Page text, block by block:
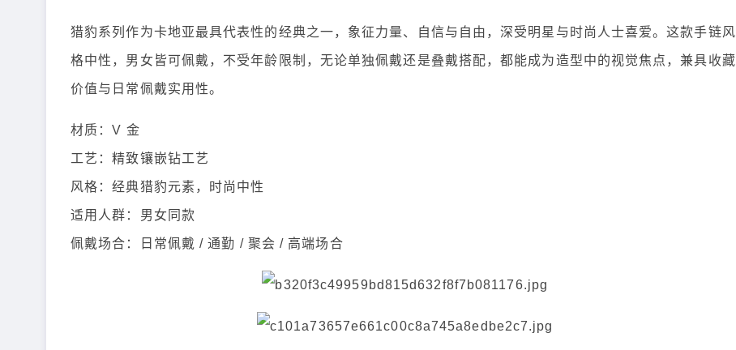
猎豹系列作为卡地亚最具代表性的经典之一，象征力量、自信与自由，深受明星与时尚人士喜爱。这款手链风
格中性，男女皆可佩戴，不受年龄限制，无论单独佩戴还是叠戴搭配，都能成为造型中的视觉焦点，兼具收藏
价值与日常佩戴实用性。
材质：V 金
工艺：精致镶嵌钻工艺
风格：经典猎豹元素，时尚中性
适用人群：男女同款
佩戴场合：日常佩戴 / 通勤 / 聚会 / 高端场合